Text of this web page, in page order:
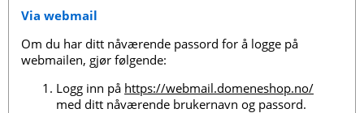
Via webmail
Om du har ditt nåværende passord for å logge på
webmailen, gjør følgende:
Logg inn på https://webmail.domeneshop.no/
med ditt nåværende brukernavn og passord.